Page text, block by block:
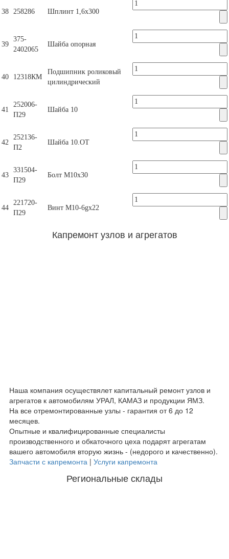
38 258286 Шплинт 1,6х300
39
375-
2402065
Шайба опорная
40 12318КМ
Подшипник роликовый
цилиндрический
41
252006-
П29
Шайба 10
42
252136-
П2
Шайба 10.ОТ
43
331504-
П29
Болт М10х30
44
221720-
П29
Винт М10-6gх22
Капремонт узлов и агрегатов
Наша компания осуществялет капитальный ремонт узлов и
агрегатов к автомобилям УРАЛ, КАМАЗ и продукции ЯМЗ.
На все отремонтированные узлы - гарантия от 6 до 12
месяцев.
Опытные и квалифицированные специалисты
производственного и обкаточного цеха подарят агрегатам
вашего автомобиля вторую жизнь - (недорого и качественно).
Запчасти с капремонта | Услуги капремонта
Региональные склады